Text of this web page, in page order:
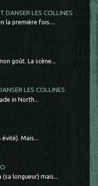
DANSER LES COLLINES
la première fois....
goût. La scène...
LES COLLINES
in North...
Mais...
(sa longueur) mais...